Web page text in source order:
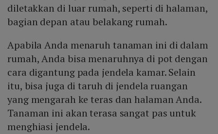
diletakkan di luar rumah, seperti di halaman,
bagian depan atau belakang rumah.
Apabila Anda menaruh tanaman ini di dalam
rumah, Anda bisa menaruhnya di pot dengan
cara digantung pada jendela kamar. Selain
itu, bisa juga di taruh di jendela ruangan
yang mengarah ke teras dan halaman Anda.
Tanaman ini akan terasa sangat pas untuk
menghiasi jendela.